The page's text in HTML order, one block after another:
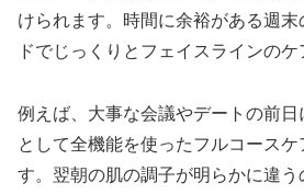
けられます。時間に余裕がある週
ドでじっくりとフェイスラインのケ
例えば、大事な会議やデートの前
として全機能を使ったフルコースケ
す。翌朝の肌の調子が明らかに違